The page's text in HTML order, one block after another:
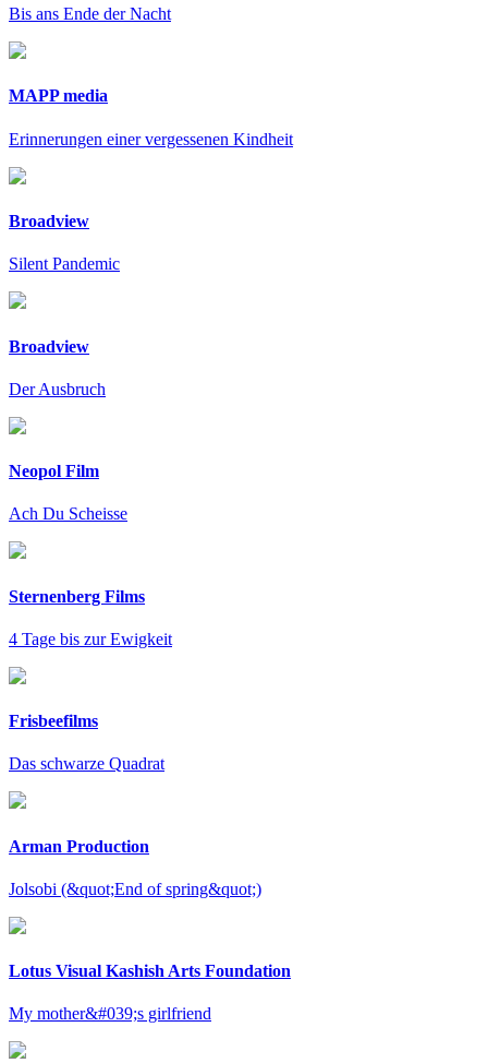
Bis ans Ende der Nacht
MAPP media
Erinnerungen einer vergessenen Kindheit
Broadview
Silent Pandemic
Broadview
Der Ausbruch
Neopol Film
Ach Du Scheisse
Sternenberg Films
4 Tage bis zur Ewigkeit
Frisbeefilms
Das schwarze Quadrat
Arman Production
Jolsobi (&quot;End of spring&quot;)
Lotus Visual Kashish Arts Foundation
My mother&#039;s girlfriend